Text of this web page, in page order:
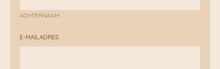
ACHTERNAAM
E-MAILADRES